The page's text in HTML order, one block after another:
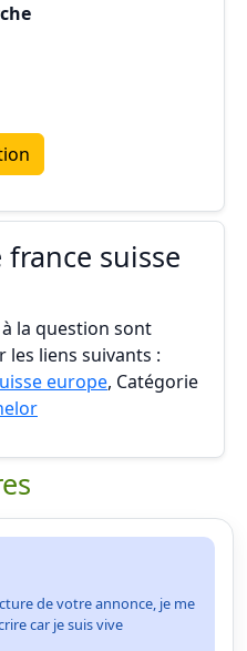
france suisse
la question sont
les liens suivants :
europe, Catégorie
de votre annonce, je me
car je suis vive